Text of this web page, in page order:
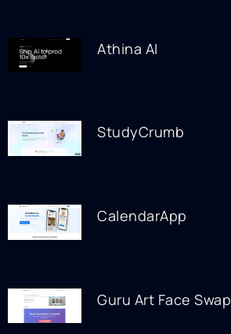
Athina AI
StudyCrumb
CalendarApp
Guru Art Face Swap